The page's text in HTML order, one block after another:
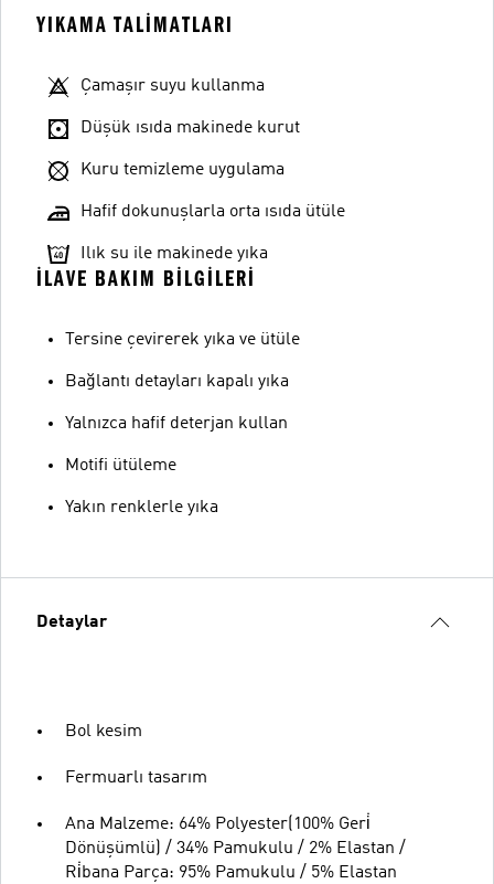
YIKAMA TALIMATLARI
Çamaşır suyu kullanma
Düşük ısıda makinede kurut
Kuru temizleme uygulama
Hafif dokunuşlarla orta ısıda ütüle
Ilık su ile makinede yıka
İLAVE BAKIM BILGILERI
Tersine çevirerek yıka ve ütüle
Bağlantı detayları kapalı yıka
Yalnızca hafif deterjan kullan
Motifi ütüleme
Yakın renklerle yıka
Detaylar
Bol kesim
Fermuarlı tasarım
Ana Malzeme: 64% Polyester(100% Geri̇
Dönüşümlü) / 34% Pamukulu / 2% Elastan /
Ri̇bana Parça: 95% Pamukulu / 5% Elastan